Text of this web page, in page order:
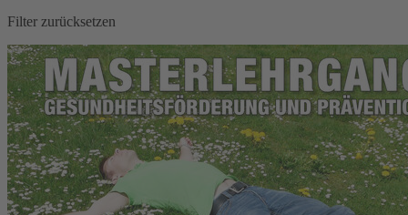
Filter zurücksetzen